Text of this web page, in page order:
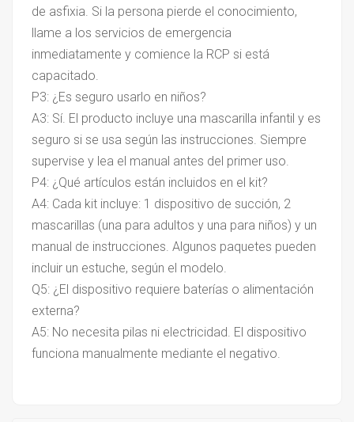
de asfixia. Si la persona pierde el conocimiento,
llame a los servicios de emergencia
inmediatamente y comience la RCP si está
capacitado.
P3: ¿Es seguro usarlo en niños?
A3: Sí. El producto incluye una mascarilla infantil y es
seguro si se usa según las instrucciones. Siempre
supervise y lea el manual antes del primer uso.
P4: ¿Qué artículos están incluidos en el kit?
A4: Cada kit incluye: 1 dispositivo de succión, 2
mascarillas (una para adultos y una para niños) y un
manual de instrucciones. Algunos paquetes pueden
incluir un estuche, según el modelo.
Q5: ¿El dispositivo requiere baterías o alimentación
externa?
A5: No necesita pilas ni electricidad. El dispositivo
funciona manualmente mediante el negativo.